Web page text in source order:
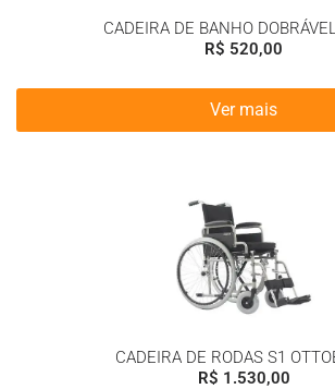
CADEIRA DE BANHO
R$ 520,00
Ver mais
CADEIRA DE RODAS S1
R$ 1.530,00